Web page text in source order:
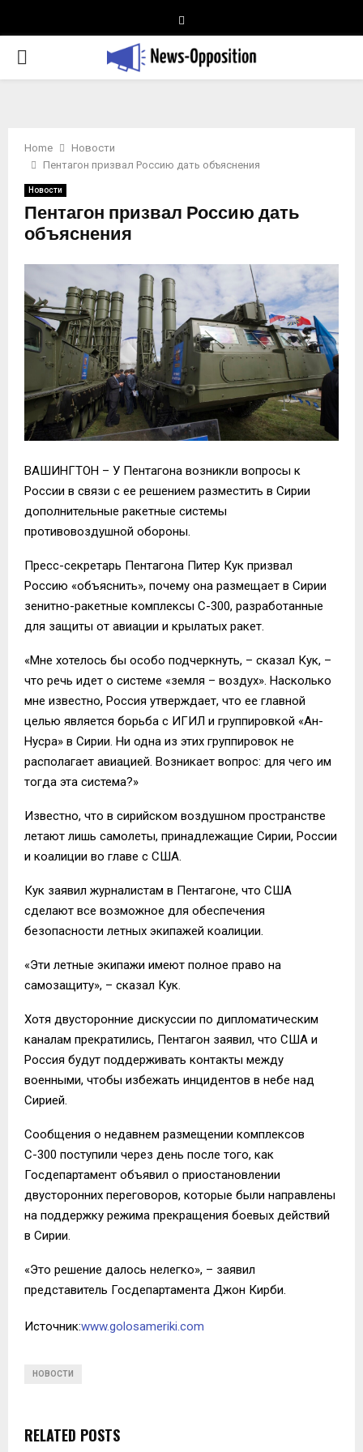
PRIMARY
Home
Новости
Пентагон призвал Россию дать объяснения
Новости
Пентагон призвал Россию дать
объяснения
ВАШИНГТОН – У Пентагона возникли вопросы к
России в связи с ее решением разместить в Сирии
дополнительные ракетные системы
противовоздушной обороны.
Пресс-секретарь Пентагона Питер Кук призвал
Россию «объяснить», почему она размещает в Сирии
зенитно-ракетные комплексы С-300, разработанные
для защиты от авиации и крылатых ракет.
«Мне хотелось бы особо подчеркнуть, – сказал Кук, –
что речь идет о системе «земля – воздух». Насколько
мне известно, Россия утверждает, что ее главной
целью является борьба с ИГИЛ и группировкой «Ан-
Нусра» в Сирии. Ни одна из этих группировок не
располагает авиацией. Возникает вопрос: для чего им
тогда эта система?»
Известно, что в сирийском воздушном пространстве
летают лишь самолеты, принадлежащие Сирии, России
и коалиции во главе с США.
Кук заявил журналистам в Пентагоне, что США
сделают все возможное для обеспечения
безопасности летных экипажей коалиции.
«Эти летные экипажи имеют полное право на
самозащиту», – сказал Кук.
Хотя двусторонние дискуссии по дипломатическим
каналам прекратились, Пентагон заявил, что США и
Россия будут поддерживать контакты между
военными, чтобы избежать инцидентов в небе над
Сирией.
Сообщения о недавнем размещении комплексов
С-300 поступили через день после того, как
Госдепартамент объявил о приостановлении
двусторонних переговоров, которые были направлены
на поддержку режима прекращения боевых действий
в Сирии.
«Это решение далось нелегко», – заявил
представитель Госдепартамента Джон Кирби.
Источник:www.golosameriki.com
НОВОСТИ
RELATED POSTS